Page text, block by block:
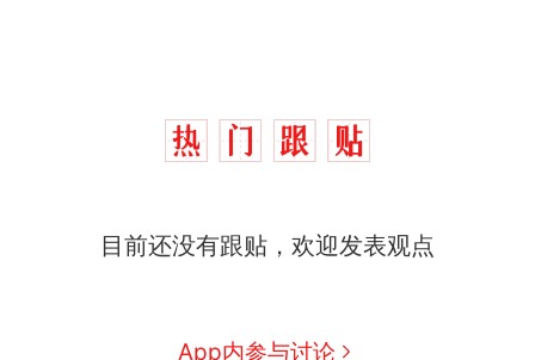
目前还没有跟贴，欢迎发表观点
App内参与讨论